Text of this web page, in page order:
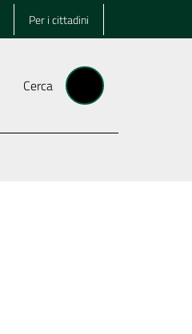
Per i cittadini
Cerca